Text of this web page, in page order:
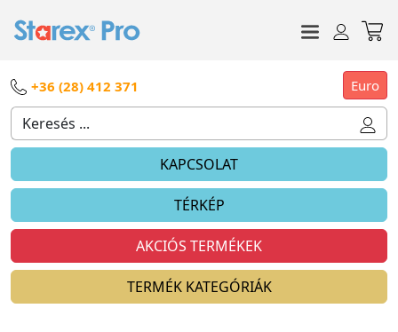
+36 (28) 412 371 Euro
KAPCSOLAT
TÉRKÉP
AKCIÓS TERMÉKEK
TERMÉK KATEGÓRIÁK